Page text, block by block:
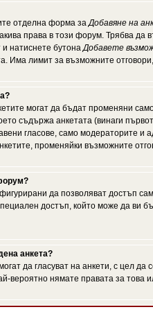
отделна форма заДобавяне на
права в този форум. Трябва да
и натиснете бутонаДобавете
Има лимит за възможните
могат да бъдат променяни
съдържа анкетата (винаги
гласове, само модераторите и
променяйки възможните
да позволяват достъп
достъп, който може да ви
анкета?
да гласуват на анкети, с цел
вероятно нямате правата за това